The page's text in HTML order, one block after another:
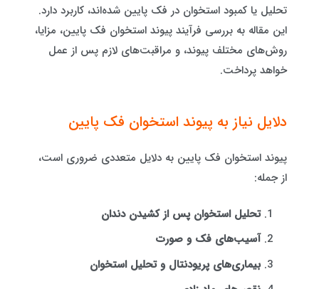
تحلیل یا کمبود استخوان در فک پایین شده‌اند، کاربرد دارد.
این مقاله به بررسی فرآیند پیوند استخوان فک پایین، مزایا،
روش‌های مختلف پیوند، و مراقبت‌های لازم پس از عمل
خواهد پرداخت.
دلایل نیاز به پیوند استخوان فک پایین
پیوند استخوان فک پایین به دلایل متعددی ضروری است،
از جمله:
تحلیل استخوان پس از کشیدن دندان
آسیب‌های فک و صورت
بیماری‌های پریودنتال و تحلیل استخوان